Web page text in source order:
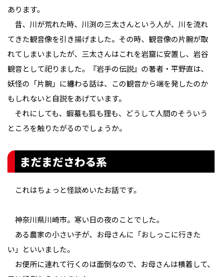
あります。
昔、川が荒れた時、川渕の三太さんという人が、川を流れ
てきた観音像を引き揚げました。その時、観音像の片腕が取
れてしまいましたが、三太さんはこれを岩窟に安置し、岩谷
観音として祀りました。『岩手の伝説』の著者・平野直は、
妖怪の「片腕」に纏わる話は、この観音から端を発したのか
もしれないと自説をあげています。
それにしても、蝦蟇も狐も狸も、どうして人間のそういう
ところを触りたがるのでしょうか。
まだまださわる系
これはちょっと怪談めいたお話です。
神奈川県川崎市。寒い日の夜のことでした。
ある農家の小さい子が、お母さんに「おしっこに行きた
い」といいました。
お便所に連れて行くのは面倒なので、お母さんは横着して、